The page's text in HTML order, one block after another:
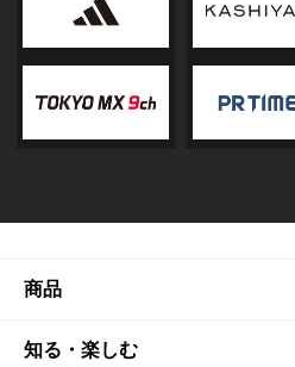
商品
商品TOP
知る・楽しむ